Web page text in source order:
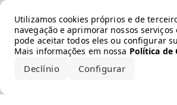
Utilizamos cookies próprios e de
navegação e aprimorar nossos serviços
pode aceitar todos eles ou configurar
Mais informações em nossa Política de
Declínio Configurar
Error loading